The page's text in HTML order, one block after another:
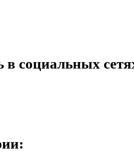
в социальных